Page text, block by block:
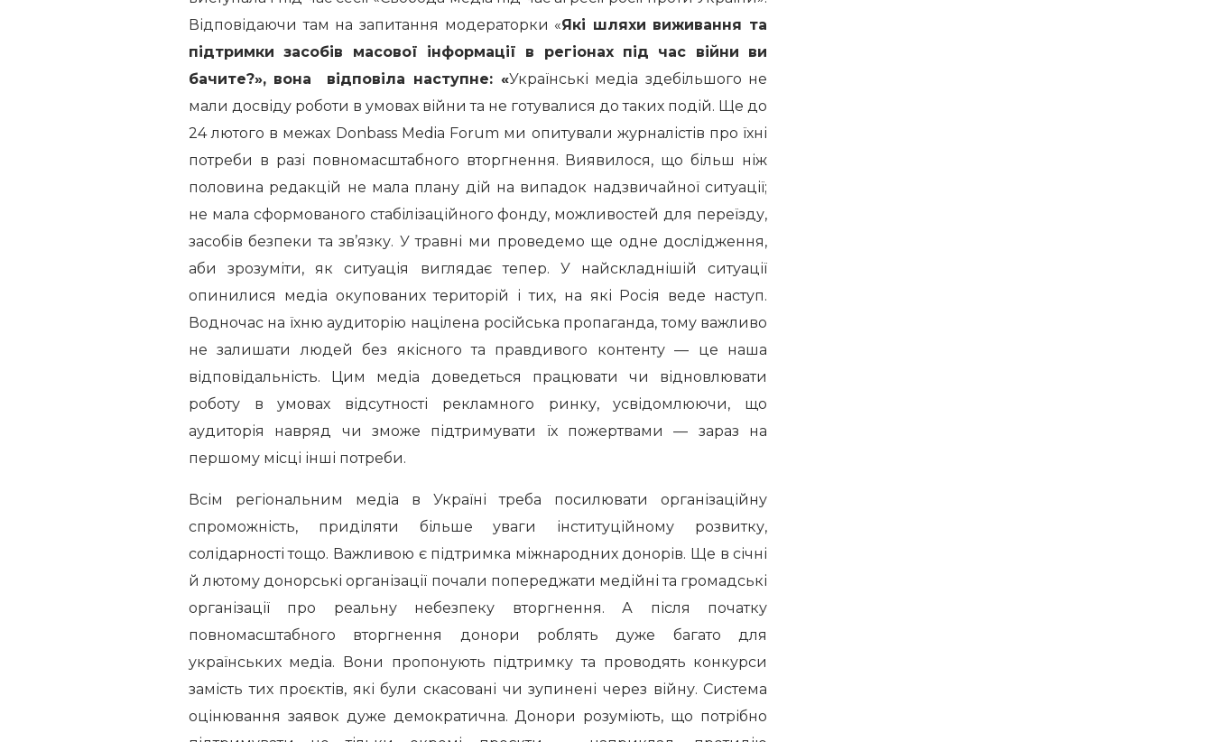
Відповідаючи там на запитання модераторки «Які шляхи виживання та
підтримки засобів масової інформації в регіонах під час війни ви
бачите?», вона відповіла наступне: «Українські медіа здебільшого не
мали досвіду роботи в умовах війни та не готувалися до таких подій. Ще до
24 лютого в межах Donbass Media Forum ми опитували журналістів про їхні
потреби в разі повномасштабного вторгнення. Виявилося, що більш ніж
половина редакцій не мала плану дій на випадок надзвичайної ситуації;
не мала сформованого стабілізаційного фонду, можливостей для переїзду,
засобів безпеки та зв’язку. У травні ми проведемо ще одне дослідження,
аби зрозуміти, як ситуація виглядає тепер. У найскладнішій ситуації
опинилися медіа окупованих територій і тих, на які Росія веде наступ.
Водночас на їхню аудиторію націлена російська пропаганда, тому важливо
не залишати людей без якісного та правдивого контенту — це наша
відповідальність. Цим медіа доведеться працювати чи відновлювати
роботу в умовах відсутності рекламного ринку, усвідомлюючи, що
аудиторія навряд чи зможе підтримувати їх пожертвами — зараз на
першому місці інші потреби.
Всім регіональним медіа в Україні треба посилювати організаційну
спроможність, приділяти більше уваги інституційному розвитку,
солідарності тощо. Важливою є підтримка міжнародних донорів. Ще в січні
й лютому донорські організації почали попереджати медійні та громадські
організації про реальну небезпеку вторгнення. А після початку
повномасштабного вторгнення донори роблять дуже багато для
українських медіа. Вони пропонують підтримку та проводять конкурси
замість тих проєктів, які були скасовані чи зупинені через війну. Система
оцінювання заявок дуже демократична. Донори розуміють, що потрібно